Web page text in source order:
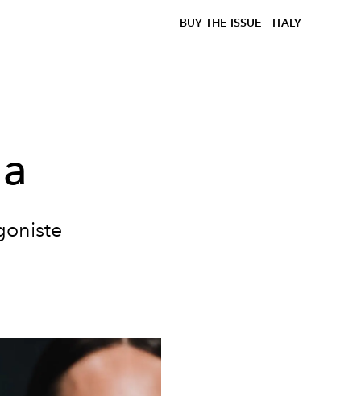
BUY THE ISSUE ITALY